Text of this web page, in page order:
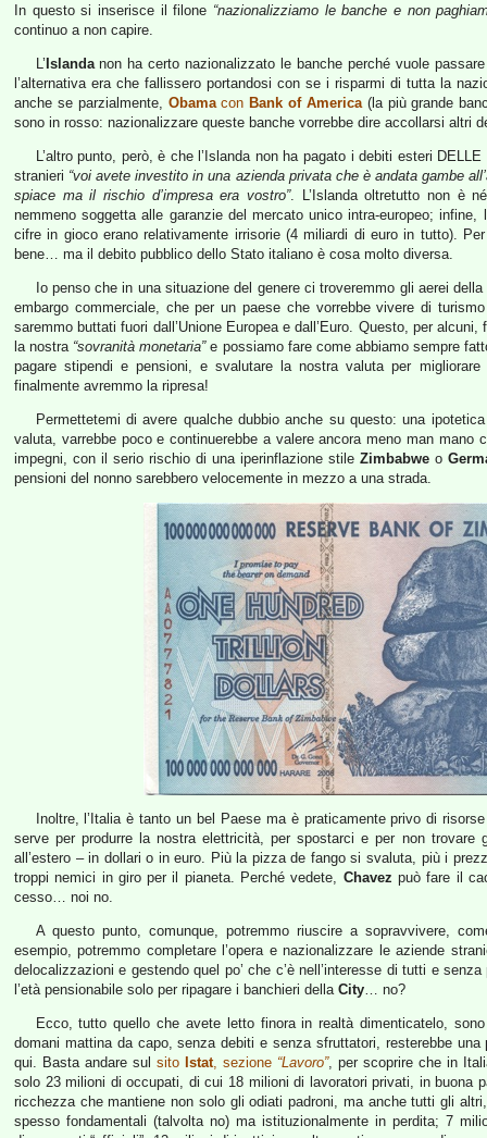
In questo si inserisce il filone “nazionalizziamo le banche e non
continuo a non capire.
L’ Islandanon ha certo nazionalizzato le banche perché vuole
l’alternativa era che fallissero portandosi con se i risparmi di tutta la
anche se parzialmente, Obamacon Bank of America(la più grande
sono in rosso: nazionalizzare queste banche vorrebbe dire accollarsi altri
L’altro punto, però, è che l’Islanda non ha pagato i debiti esteri
stranieri “voi avete investito in una azienda privata che è andata gambe
spiace ma il rischio d’impresa era vostro”. L’Islanda oltretutto non è
nemmeno soggetta alle garanzie del mercato unico intra-europeo;
cifre in gioco erano relativamente irrisorie (4 miliardi di euro in tutto).
bene… ma il debito pubblico dello Stato italiano è cosa molto diversa.
Io penso che in una situazione del genere ci troveremmo gli aerei della
embargo commerciale, che per un paese che vorrebbe vivere di
saremmo buttati fuori dall’Unione Europea e dall’Euro. Questo, per
la nostra “sovranità monetaria”e possiamo fare come abbiamo sempre
pagare stipendi e pensioni, e svalutare la nostra valuta per
finalmente avremmo la ripresa!
Permettetemi di avere qualche dubbio anche su questo: una
valuta, varrebbe poco e continuerebbe a valere ancora meno man
impegni, con il serio rischio di una iperinflazione stile Zimbabwe o
pensioni del nonno sarebbero velocemente in mezzo a una strada.
Inoltre, l’Italia è tanto un bel Paese ma è praticamente privo di
serve per produrre la nostra elettricità, per spostarci e per non
all’estero – in dollari o in euro. Più la pizza de fango si svaluta, più i
troppi nemici in giro per il pianeta. Perché vedete, Chavez può fare il
cesso… noi no.
A questo punto, comunque, potremmo riuscire a sopravvivere,
esempio, potremmo completare l’opera e nazionalizzare le aziende
delocalizzazioni e gestendo quel po’ che c’è nell’interesse di tutti e
l’età pensionabile solo per ripagare i banchieri della City… no?
Ecco, tutto quello che avete letto finora in realtà dimenticatelo,
domani mattina da capo, senza debiti e senza sfruttatori, resterebbe
qui. Basta andare sul sito Istat, sezione “Lavoro”, per scoprire che in
solo 23 milioni di occupati, di cui 18 milioni di lavoratori privati, in buona
ricchezza che mantiene non solo gli odiati padroni, ma anche tutti gli
spesso fondamentali (talvolta no) ma istituzionalmente in perdita; 7